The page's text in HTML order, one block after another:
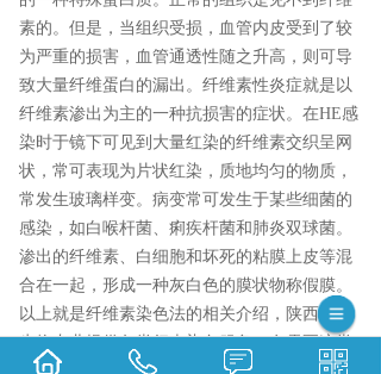
素的。但是，当组织受损，血管内皮受到了较
为严重的损害，血管通透性随之升高，则可导
致大量纤维蛋白的漏出。纤维素性炎症就是以
纤维素渗出为主的一种抗损害的症状。在HE感
染时于镜下可见到大量红染的纤维素交织呈网
状，常可表现为片状红染，质地均匀的物质，
常发生玻璃样变。病变常可发生于某些细菌的
感染，如白喉杆菌、痢疾杆菌和肺炎双球菌。
渗出的纤维素、白细胞和坏死的粘膜上皮等混
合在一起，形成一种灰白色的膜状物称假膜。
以上就是纤维素染色法的相关介绍，陕西依科
生物专业提供各类行李染色服务，有需要这类